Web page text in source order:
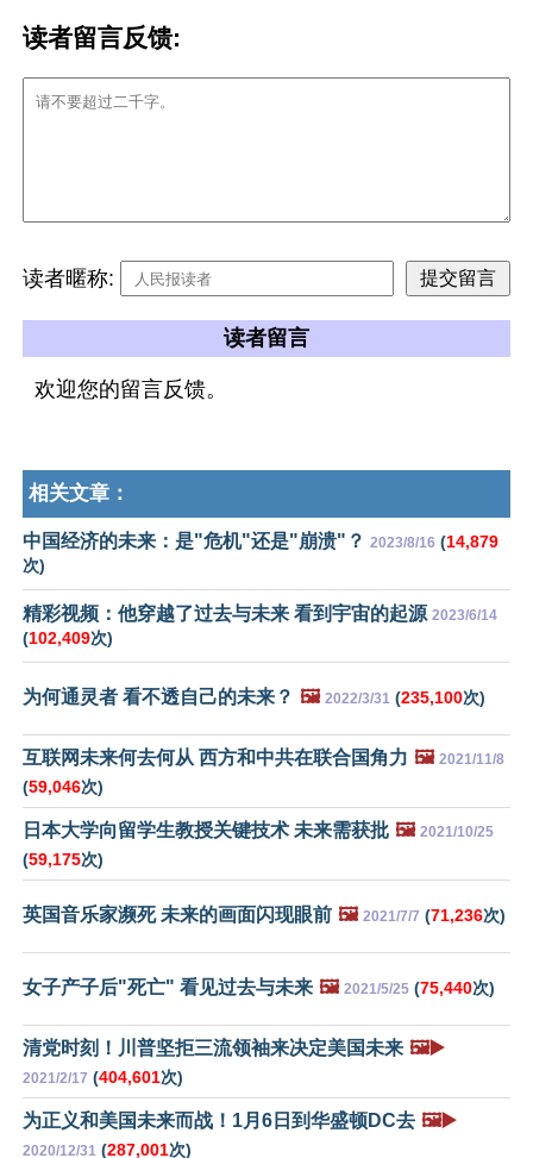
读者留言反馈:
读者暱称:
读者留言
欢迎您的留言反馈。
相关文章：
中国经济的未来：是"危机"还是"崩溃"？ 2023/8/16 (14,879
次)
精彩视频：他穿越了过去与未来 看到宇宙的起源 2023/6/14
(102,409次)
为何通灵者 看不透自己的未来？ 🖼️ 2022/3/31 (235,100次)
互联网未来何去何从 西方和中共在联合国角力 🖼️ 2021/11/8
(59,046次)
日本大学向留学生教授关键技术 未来需获批 🖼️ 2021/10/25
(59,175次)
英国音乐家濒死 未来的画面闪现眼前 🖼️ 2021/7/7 (71,236次)
女子产子后"死亡" 看见过去与未来 🖼️ 2021/5/25 (75,440次)
清党时刻！川普坚拒三流领袖来决定美国未来 🖼️▶️
2021/2/17 (404,601次)
为正义和美国未来而战！1月6日到华盛顿DC去 🖼️▶️
2020/12/31 (287,001次)